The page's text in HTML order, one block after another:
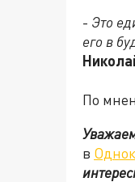
- Это
его в
По
в